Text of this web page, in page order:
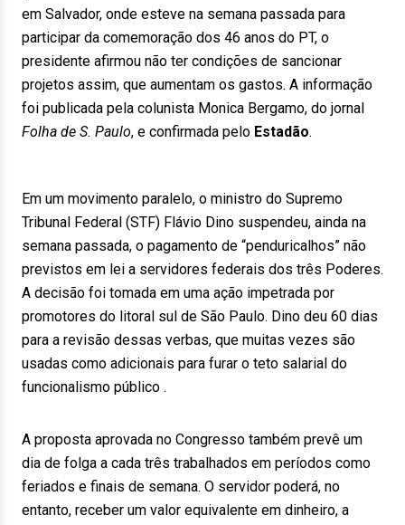
em Salvador, onde esteve na semana passada para
participar da comemoração dos 46 anos do PT, o
presidente afirmou não ter condições de sancionar
projetos assim, que aumentam os gastos. A informação
foi publicada pela colunista Monica Bergamo, do jornal
Folha de S. Paulo, e confirmada pelo Estadão.
Em um movimento paralelo, o ministro do Supremo
Tribunal Federal (STF) Flávio Dino suspendeu, ainda na
semana passada, o pagamento de “penduricalhos” não
previstos em lei a servidores federais dos três Poderes.
A decisão foi tomada em uma ação impetrada por
promotores do litoral sul de São Paulo. Dino deu 60 dias
para a revisão dessas verbas, que muitas vezes são
usadas como adicionais para furar o teto salarial do
funcionalismo público .
A proposta aprovada no Congresso também prevê um
dia de folga a cada três trabalhados em períodos como
feriados e finais de semana. O servidor poderá, no
entanto, receber um valor equivalente em dinheiro, a